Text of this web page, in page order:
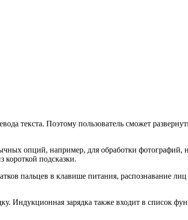
текста. Поэтому пользователь сможет
опций, например, для обработки фотографий,
короткой подсказки.
пальцев в клавише питания, распознавание
Индукционная зарядка также входит в список